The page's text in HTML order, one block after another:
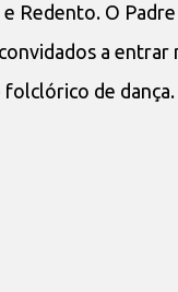
Redento. O
a
folclórico de dança.